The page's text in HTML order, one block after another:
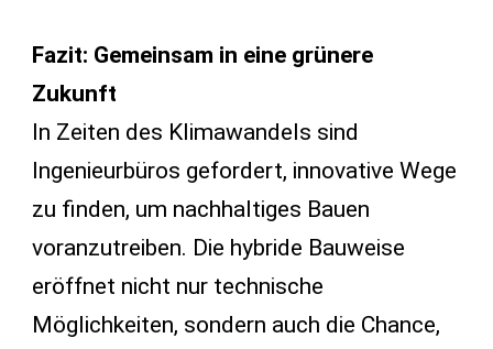
Fazit: Gemeinsam in eine grünere
Zukunft
In Zeiten des Klimawandels sind
Ingenieurbüros gefordert, innovative Wege
zu finden, um nachhaltiges Bauen
voranzutreiben. Die hybride Bauweise
eröffnet nicht nur technische
Möglichkeiten, sondern auch die Chance,